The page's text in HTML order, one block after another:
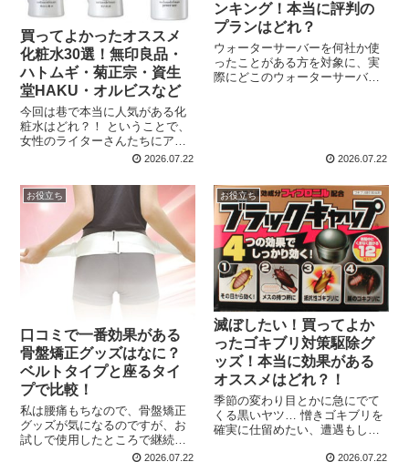
買ってよかったオススメ
化粧水30選！無印良品・
ハトムギ・菊正宗・資生
堂HAKU・オルビスなど
今回は巷で本当に人気がある化
粧水はどれ？！ ということで、
女性のライターさんたちにアン
ケートを書いていただきまし
わされず、効果に裏打ちされた
化粧水を探してみましょう！ 無
印良品 化粧水・敏...
2026.07.22
ンキング！本当に評判の
プランはどれ？
ウォーターサーバーを何社か使
ったことがある方を対象に、実
際にどこのウォーターサーバー
2026.07.22
お役立ち
口コミで一番効果がある
骨盤矯正グッズはなに？
ベルトタイプと座るタイ
プで比較！
私は腰痛もちなので、骨盤矯正
グッズが気になるのですが、お
試しで使用したところで継続し
て使った効果はわからず… とい
2026.07.22
お役立ち
滅ぼしたい！買ってよか
ったゴキブリ対策駆除グ
ッズ！本当に効果がある
オススメはどれ？！
季節の変わり目とかに急にでて
くる黒いヤツ… 憎きゴキブリを
確実に仕留めたい、遭遇もした
ほしい、 オススメのゴキブリ対
2026.07.22